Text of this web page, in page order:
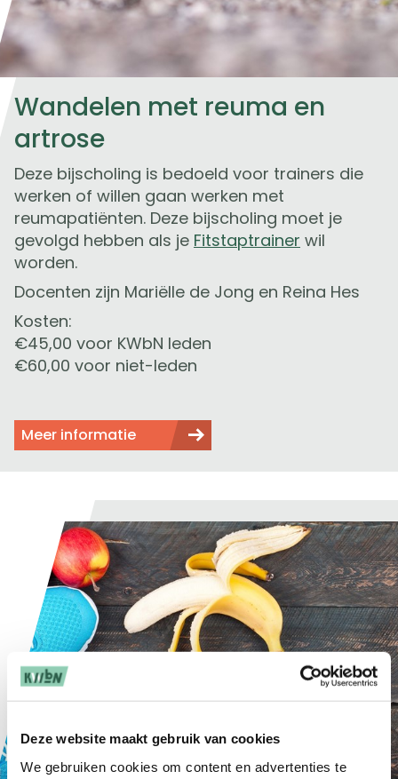
Deze website maakt gebruik van cookies
We gebruiken cookies om content en advertenties te
Wandelen met reuma en
artrose
Deze bijscholing is bedoeld voor trainers die
werken of willen gaan werken met
reumapatiënten. Deze bijscholing moet je
gevolgd hebben als je Fitstaptrainer wil
worden.
Docenten zijn Mariëlle de Jong en Reina Hes
Kosten:
€45,00 voor KWbN leden
€60,00 voor niet-leden
Meer informatie